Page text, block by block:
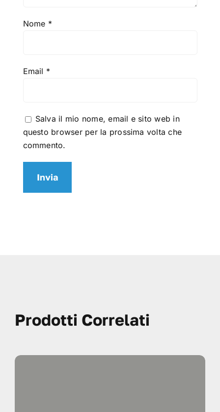
Nome *
Email *
Salva il mio nome, email e sito web in
questo browser per la prossima volta che
commento.
Prodotti Correlati